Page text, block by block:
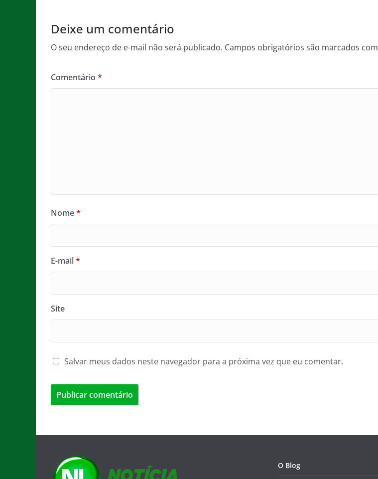
Deixe um comentário
O seu endereço de e-mail não será publicado. Campos obrigatórios são marcados com
Comentário *
Nome*
E-mail*
Site
Salvar meus dados neste navegador para a próxima vez que eu comentar.
O Blog